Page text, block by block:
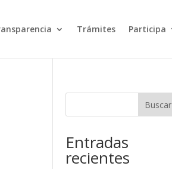
Trámites Participa
Buscar
Entradas
recientes